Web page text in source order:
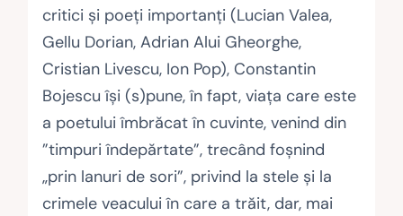
critici și poeți importanți (Lucian Valea,
Gellu Dorian, Adrian Alui Gheorghe,
Cristian Livescu, Ion Pop), Constantin
Bojescu își (s)pune, în fapt, viața care este
a poetului îmbrăcat în cuvinte, venind din
”timpuri îndepărtate”, trecând foșnind
„prin lanuri de sori”, privind la stele și la
crimele veacului în care a trăit, dar, mai